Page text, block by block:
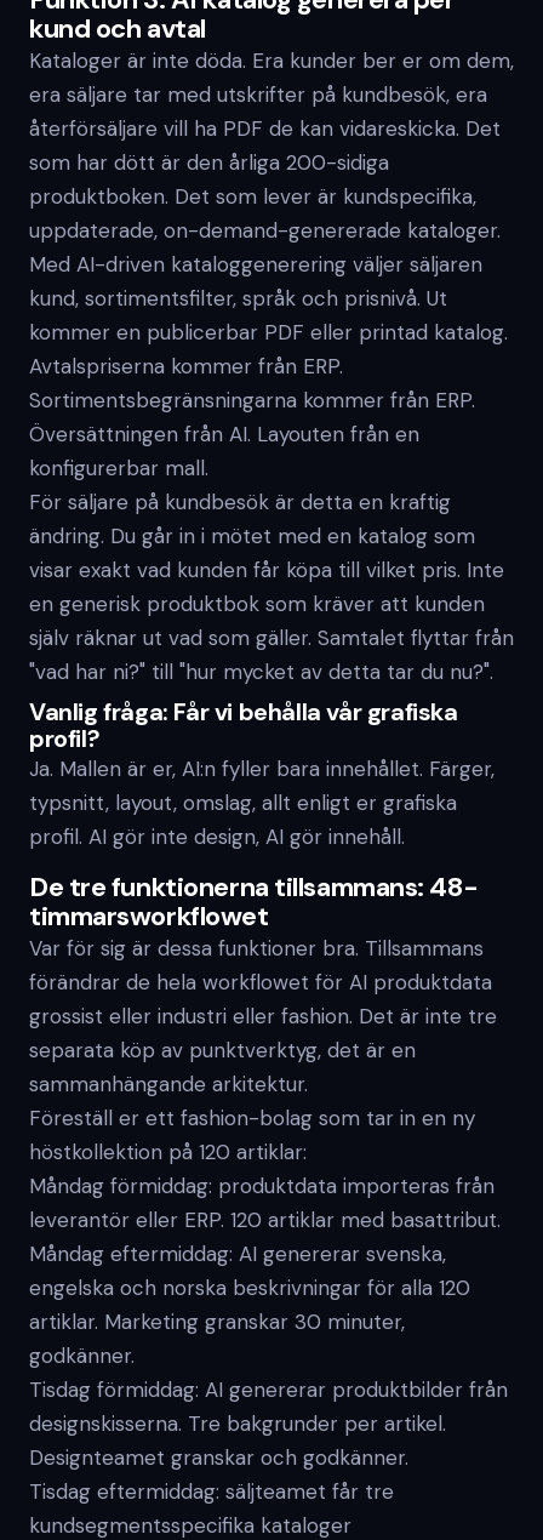
kund och avtal
Kataloger är inte döda. Era kunder ber er om dem,
era säljare tar med utskrifter på kundbesök, era
återförsäljare vill ha PDF de kan vidareskicka. Det
som har dött är den årliga 200-sidiga
produktboken. Det som lever är kundspecifika,
uppdaterade, on-demand-genererade kataloger.
Med AI-driven kataloggenerering väljer säljaren
kund, sortimentsfilter, språk och prisnivå. Ut
kommer en publicerbar PDF eller printad katalog.
Avtalspriserna kommer från ERP.
Sortimentsbegränsningarna kommer från ERP.
Översättningen från AI. Layouten från en
konfigurerbar mall.
För säljare på kundbesök är detta en kraftig
ändring. Du går in i mötet med en katalog som
visar exakt vad kunden får köpa till vilket pris. Inte
en generisk produktbok som kräver att kunden
själv räknar ut vad som gäller. Samtalet flyttar från
"vad har ni?" till "hur mycket av detta tar du nu?".
Vanlig fråga: Får vi behålla vår grafiska
profil?
Ja. Mallen är er, AI:n fyller bara innehållet. Färger,
typsnitt, layout, omslag, allt enligt er grafiska
profil. AI gör inte design, AI gör innehåll.
De tre funktionerna tillsammans: 48-
timmarsworkflowet
Var för sig är dessa funktioner bra. Tillsammans
förändrar de hela workflowet för AI produktdata
grossist eller industri eller fashion. Det är inte tre
separata köp av punktverktyg, det är en
sammanhängande arkitektur.
Föreställ er ett fashion-bolag som tar in en ny
höstkollektion på 120 artiklar:
Måndag förmiddag: produktdata importeras från
leverantör eller ERP. 120 artiklar med basattribut.
Måndag eftermiddag: AI genererar svenska,
engelska och norska beskrivningar för alla 120
artiklar. Marketing granskar 30 minuter,
godkänner.
Tisdag förmiddag: AI genererar produktbilder från
designskisserna. Tre bakgrunder per artikel.
Designteamet granskar och godkänner.
Tisdag eftermiddag: säljteamet får tre
kundsegmentsspecifika kataloger